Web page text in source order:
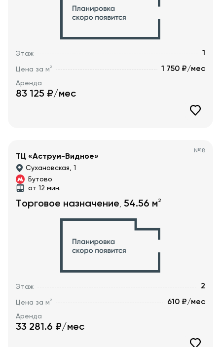
Этаж 1
Цена за м2 1 750 ₽/мес
Аренда
83 125 ₽/мес
№18
ТЦ «Аструм-Видное»
Сухановская, 1
Бутово
от 12 мин.
Торговое назначение, 54.56 м2
Этаж 2
Цена за м2 610 ₽/мес
Аренда
33 281.6 ₽/мес